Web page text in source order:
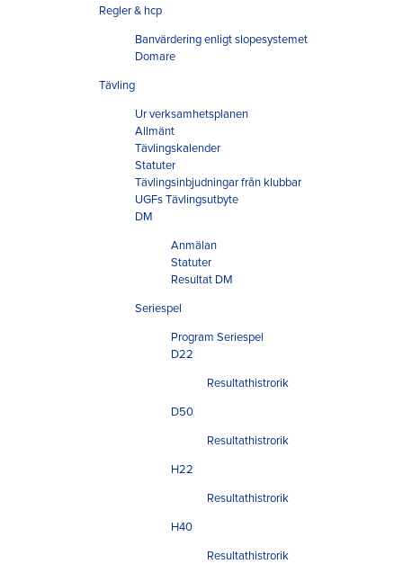
Regler & hcp
Banvärdering enligt slopesystemet
Domare
Tävling
Ur verksamhetsplanen
Allmänt
Tävlingskalender
Statuter
Tävlingsinbjudningar från klubbar
UGFs Tävlingsutbyte
DM
Anmälan
Statuter
Resultat DM
Seriespel
Program Seriespel
D22
Resultathistrorik
D50
Resultathistrorik
H22
Resultathistrorik
H40
Resultathistrorik